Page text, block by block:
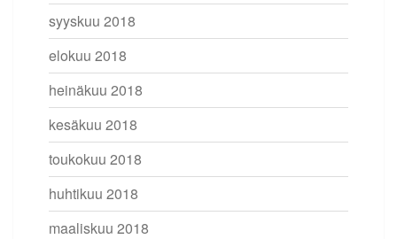
syyskuu 2018
elokuu 2018
heinäkuu 2018
kesäkuu 2018
toukokuu 2018
huhtikuu 2018
maaliskuu 2018